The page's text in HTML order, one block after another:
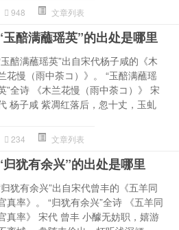
948 文章列表
玉醅满蘸瑶英”的出处是哪里
玉醅满蘸瑶英”出自宋代杨子咸的《木
花慢（雨中荼コ）》。 “玉醅满蘸瑶
”全诗 《木兰花慢（雨中荼コ）》 宋
杨子咸 紫凋红落后，忽十丈，玉虬
234 文章列表
归犹有余兴”的出处是哪里
归犹有余兴”出自宋代曾丰的《五羊同
真率》。 “归犹有余兴”全诗 《五羊同
真率》 宋代 曾丰 小醵无妨职，嬉游